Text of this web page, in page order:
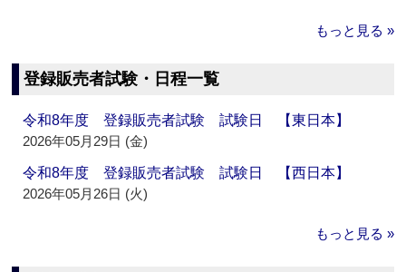
もっと見る »
登録販売者試験・日程一覧
令和8年度 登録販売者試験 試験日 【東日本】
2026年05月29日 (金)
令和8年度 登録販売者試験 試験日 【西日本】
2026年05月26日 (火)
もっと見る »